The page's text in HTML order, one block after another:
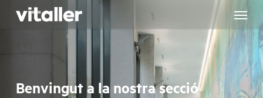
Benvingut a la nostra secció